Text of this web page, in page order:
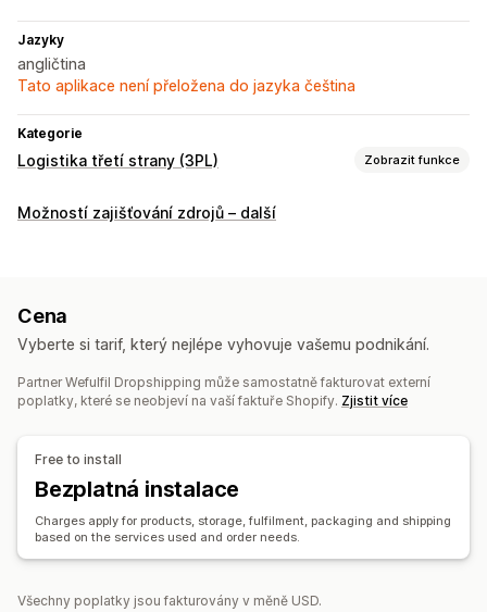
Jazyky
angličtina
Tato aplikace není přeložena do jazyka čeština
Kategorie
Logistika třetí strany (3PL) Zobrazit funkce
Řízení objednávek
Správa skladových zásob
Upozornění týkající se skladových zásob Mapování SKU
Možností zajišťování zdrojů – další
Cena
Vyberte si tarif, který nejlépe vyhovuje vašemu podnikání.
Partner Wefulfil Dropshipping může samostatně fakturovat externí
poplatky, které se neobjeví na vaší faktuře Shopify. Zjistit více
Free to install
Bezplatná instalace
Charges apply for products, storage, fulfilment, packaging and shipping
based on the services used and order needs.
Všechny poplatky jsou fakturovány v měně USD.